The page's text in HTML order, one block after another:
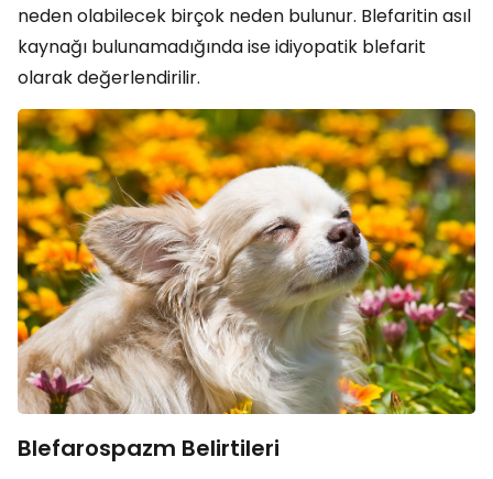
neden olabilecek birçok neden bulunur. Blefaritin asıl
kaynağı bulunamadığında ise idiyopatik blefarit
olarak değerlendirilir.
Blefarospazm Belirtileri